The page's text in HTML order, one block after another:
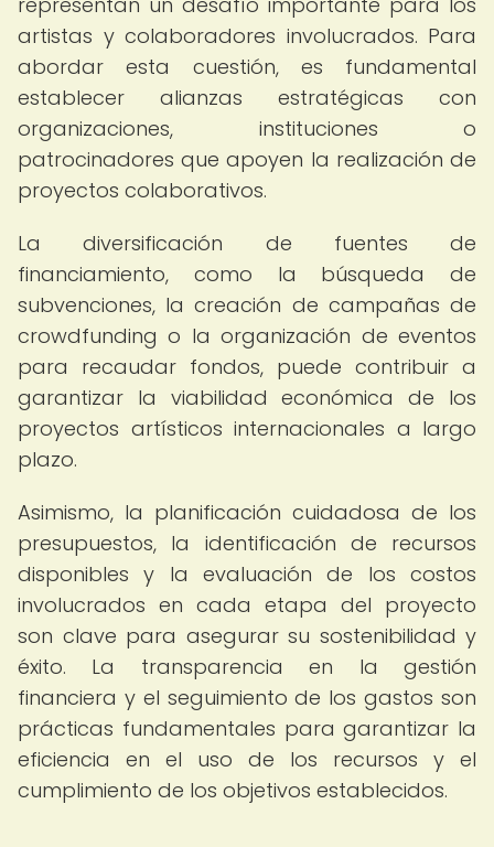
artistas y colaboradores involucrados. Para
abordar esta cuestión, es fundamental
establecer alianzas estratégicas con
organizaciones, instituciones o
patrocinadores que apoyen la realización de
proyectos colaborativos.
La diversificación de fuentes de
financiamiento, como la búsqueda de
subvenciones, la creación de campañas de
crowdfunding o la organización de eventos
para recaudar fondos, puede contribuir a
garantizar la viabilidad económica de los
proyectos artísticos internacionales a largo
plazo.
Asimismo, la planificación cuidadosa de los
presupuestos, la identificación de recursos
disponibles y la evaluación de los costos
involucrados en cada etapa del proyecto
son clave para asegurar su sostenibilidad y
éxito. La transparencia en la gestión
financiera y el seguimiento de los gastos son
prácticas fundamentales para garantizar la
eficiencia en el uso de los recursos y el
cumplimiento de los objetivos establecidos.